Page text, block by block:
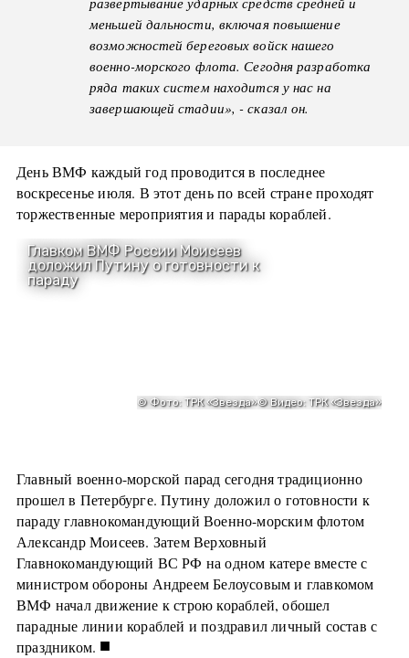
меньшей дальности, включая повышение
возможностей береговых войск нашего
военно-морского флота. Сегодня разработка
ряда таких систем находится у нас на
завершающей стадии», - сказал он.
День ВМФ каждый год проводится в последнее
воскресенье июля. В этот день по всей стране проходят
торжественные мероприятия и парады кораблей.
Главный военно-морской парад сегодня традиционно
прошел в Петербурге. Путину доложил о готовности к
параду главнокомандующий Военно-морским флотом
Александр Моисеев. Затем Верховный
Главнокомандующий ВС РФ на одном катере вместе с
министром обороны Андреем Белоусовым и главкомом
ВМФ начал движение к строю кораблей, обошел
парадные линии кораблей и поздравил личный состав с
праздником. ■